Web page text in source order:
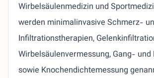
Wirbelsäulenmedizin und
werden minimalinvasive Schmerz-
Infiltrationstherapien,
Wirbelsäulenvermessung, Gang-
sowie Knochendichtemessung